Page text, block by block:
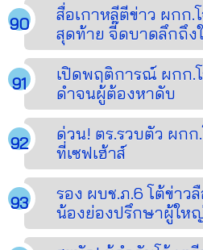
สื่อเกาหลีตีข่าว ผกก.
สุดท้าย จี๊ดบาดลึกถึง
เปิดพฤติการณ์ ผกก.
ดำจนผู้ต้องหาดับ
ด่วน! ตร.รวบตัว ผก
ที่เซฟเฮ้าส์
รอง ผบช.ภ.6 โต้ข่าว
น้องย่องปรึกษาผู้ให